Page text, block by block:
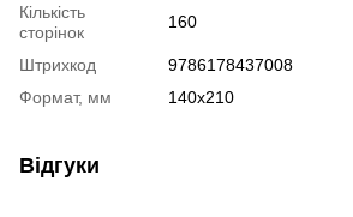
Кількість
сторінок
160
Штрихкод
9786178437008
Формат, мм
140х210
Відгуки